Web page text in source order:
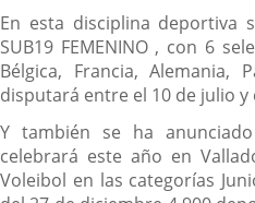
En esta disciplina deportiva
SUB19 FEMENINO , con 6
Bélgica, Francia, Alemania,
disputará entre el 10 de julio y
Y también se ha
celebrará este año en
Voleibol en las categorías